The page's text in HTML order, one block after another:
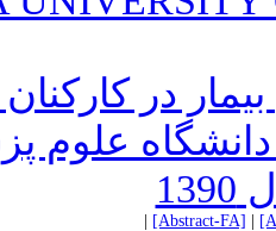
در کارکنان
علوم
[Abstract-FA]